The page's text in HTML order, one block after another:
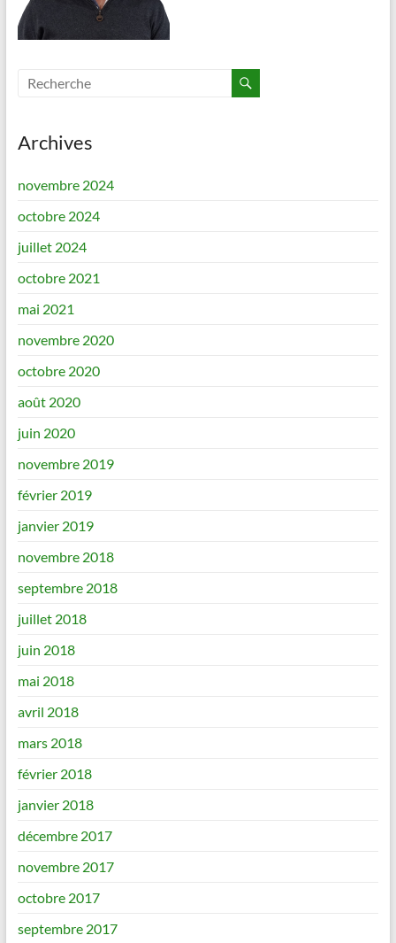
Archives
novembre 2024
octobre 2024
juillet 2024
octobre 2021
mai 2021
novembre 2020
octobre 2020
août 2020
juin 2020
novembre 2019
février 2019
janvier 2019
novembre 2018
septembre 2018
juillet 2018
juin 2018
mai 2018
avril 2018
mars 2018
février 2018
janvier 2018
décembre 2017
novembre 2017
octobre 2017
septembre 2017